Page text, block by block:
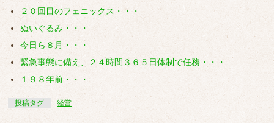
２０回目のフェニックス・・・
ぬいぐるみ・・・
今日ら８月・・・
緊急事態に備え、２４時間３６５日体制で任務・・・
１９８年前・・・
投稿タグ 経営